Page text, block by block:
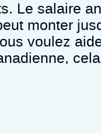
Le salaire
monter
voulez